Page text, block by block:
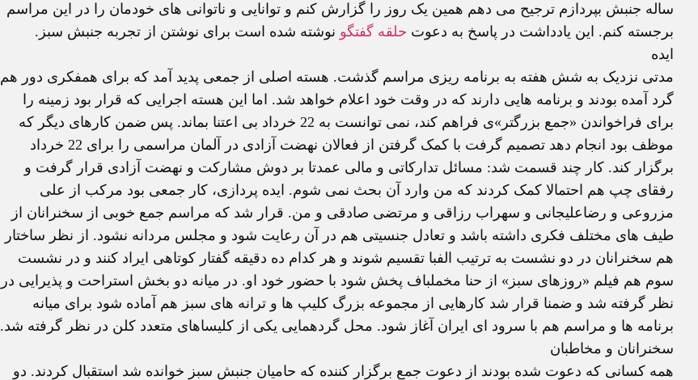
ساله جنبش بپردازم ترجیح می دهم همین یک روز را گزارش کنم و توانایی و ناتوانی های خودمان را در این مراسم
برجسته کنم. این یادداشت در پاسخ به دعوت حلقه گفتگو نوشته شده است برای نوشتن از تجربه جنبش سبز.
ایده
مدتی نزدیک به شش هفته به برنامه ریزی مراسم گذشت. هسته اصلی از جمعی پدید آمد که برای همفکری دور هم
گرد آمده بودند و برنامه هایی دارند که در وقت خود اعلام خواهد شد. اما این هسته اجرایی که قرار بود زمینه را
برای فراخواندن «جمع بزرگتر»ی فراهم کند، نمی توانست به 22 خرداد بی اعتنا بماند. پس ضمن کارهای دیگر که
موظف بود انجام دهد تصمیم گرفت با کمک گرفتن از فعالان نهضت آزادی در آلمان مراسمی را برای 22 خرداد
برگزار کند. کار چند قسمت شد: مسائل تدارکاتی و مالی عمدتا بر دوش مشارکت و نهضت آزادی قرار گرفت و
رفقای چپ هم احتمالا کمک کردند که من وارد آن بحث نمی شوم. ایده پردازی، کار جمعی بود مرکب از علی
مزروعی و رضاعلیجانی و سهراب رزاقی و مرتضی صادقی و من. قرار شد که مراسم جمع خوبی از سخنرانان از
طیف های مختلف فکری داشته باشد و تعادل جنسیتی هم در آن رعایت شود و مجلس مردانه نشود. از نظر ساختار
هم سخنرانان در دو نشست به ترتیب الفبا تقسیم شوند و هر کدام ده دقیقه گفتار کوتاهی ایراد کنند و در نشست
سوم هم فیلم «روزهای سبز» از حنا مخملباف پخش شود با حضور خود او. در میانه دو بخش استراحت و پذیرایی در
نظر گرفته شد و ضمنا قرار شد کارهایی از مجموعه بزرگ کلیپ ها و ترانه های سبز هم آماده شود برای میانه
برنامه ها و مراسم هم با سرود ای ایران آغاز شود. محل گردهمایی یکی از کلیساهای متعدد کلن در نظر گرفته شد.
سخنرانان و مخاطبان
همه کسانی که دعوت شده بودند از دعوت جمع برگزار کننده که حامیان جنبش سبز خوانده شد استقبال کردند. دو